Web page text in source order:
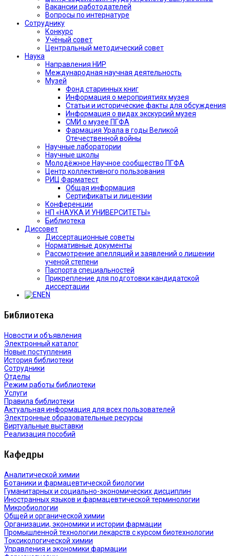
Вакансии работодателей
Вопросы по интернатуре
Сотруднику
Конкурс
Учёный совет
Центральный методический совет
Наука
Направления НИР
Международная научная деятельность
Музей
Фонд старинных книг
Информация о мероприятиях музея
Статьи и исторические факты для обсуждения
Информация о видах экскурсий музея
СМИ о музее ПГФА
Фармация Урала в годы Великой
Отечественной войны
Научные лаборатории
Научные школы
Молодёжное Научное сообщество ПГФА
Центр коллективного пользования
РИЦ Фарматест
Общая информация
Сертификаты и лицензии
Конференции
НП «НАУКА И УНИВЕРСИТЕТЫ»
Библиотека
Диссовет
Диссертационные советы
Нормативные документы
Рассмотрение апелляций и заявлений о лишении
ученой степени
Паспорта специальностей
Прикрепление для подготовки кандидатской
диссертации
EN
Библиотека
Новости и объявления
Электронный каталог
Новые поступления
История библиотеки
Сотрудники
Отделы
Режим работы библиотеки
Услуги
Правила библиотеки
Актуальная информация для всех пользователей
Электронные образовательные ресурсы
Виртуальные выставки
Реализация пособий
Кафедры
Аналитической химии
Ботаники и фармацевтической биологии
Гуманитарных и социально-экономических дисциплин
Иностранных языков и фармацевтической терминологии
Микробиологии
Общей и органической химии
Организации, экономики и истории фармации
Промышленной технологии лекарств с курсом биотехнологии
Токсикологической химии
Управления и экономики фармации